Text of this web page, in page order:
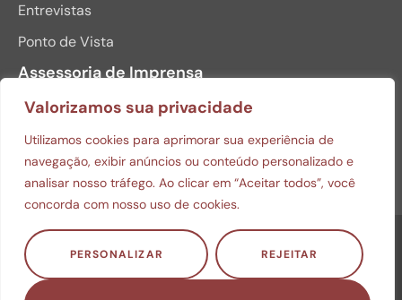
Valorizamos sua privacidade
Utilizamos cookies para aprimorar sua experiência de
navegação, exibir anúncios ou conteúdo personalizado e
analisar nosso tráfego. Ao clicar em “Aceitar todos”, você
concorda com nosso uso de cookies.
PERSONALIZAR REJEITAR
Entrevistas
Ponto de Vista
Assessoria de Imprensa
BAIXAR MINI CURRICULO
FOTOS PARA DOWNLOAD
© Copyright 2026 Julio Monteiro. Todos os direitos
reservados.
Política de privacidade